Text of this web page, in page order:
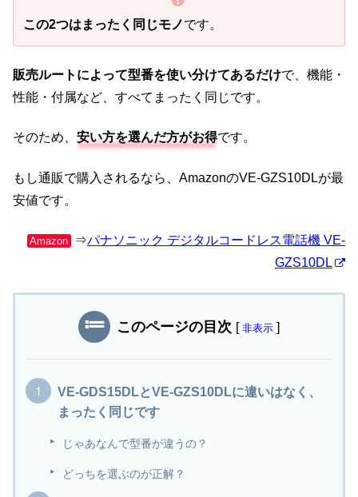
この2つはまったく同じモノです。
販売ルートによって型番を使い分けてあるだけで、機能・
性能・付属など、すべてまったく同じです。
そのため、 安い方を選んだ方がお得です。
もし通販で購入されるなら、AmazonのVE-GZS10DLが最
安値です。
Amazon ⇒パナソニック デジタルコードレス電話機 VE-
GZS10DL
このページの目次 [ 非表示 ]
VE-GDS15DLとVE-GZS10DLに違いはなく、
まったく同じです
じゃあなんで型番が違うの？
どっちを選ぶのが正解？